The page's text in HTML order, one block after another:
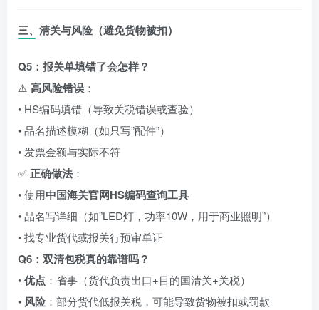
三、清关与风险（避免货物被扣）
Q5：报关单填错了会怎样？
⚠️ 高风险错误 ：
• HS编码填错（导致关税错误或查验）
• 品名描述模糊（如只写”配件”）
• 发票金额与实际不符
✅正确做法 ：
• 使用中国海关官网HS编码查询工具
• 品名写详细（如”LED灯，功率10W，用于商业照明”）
• 找专业货代或报关行预审单证
Q6：双清包税真的靠谱吗？
•优点 ：省事（货代负责出口+目的国清关+关税）
• 风险 ：部分货代低报关税，可能导致货物被扣或罚款